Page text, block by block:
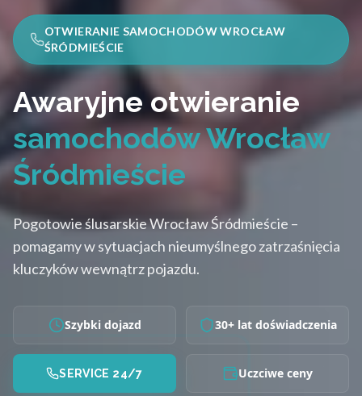
OTWIERANIE SAMOCHODÓW WROCŁAW
ŚRÓDMIEŚCIE
Awaryjne otwieranie
samochodów Wrocław
Śródmieście
Pogotowie ślusarskie Wrocław Śródmieście –
pomagamy w sytuacjach nieumyślnego zatrzaśnięcia
kluczyków wewnątrz pojazdu.
Szybki dojazd 30+ lat doświadczenia
SERVICE 24/7 Uczciwe ceny